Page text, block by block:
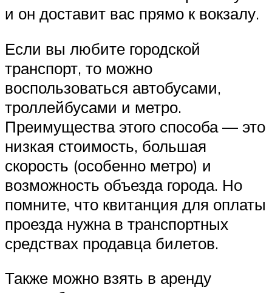
и он доставит вас прямо к вокзалу.
Если вы любите городской
транспорт, то можно
воспользоваться автобусами,
троллейбусами и метро.
Преимущества этого способа — это
низкая стоимость, большая
скорость (особенно метро) и
возможность объезда города. Но
помните, что квитанция для оплаты
проезда нужна в транспортных
средствах продавца билетов.
Также можно взять в аренду